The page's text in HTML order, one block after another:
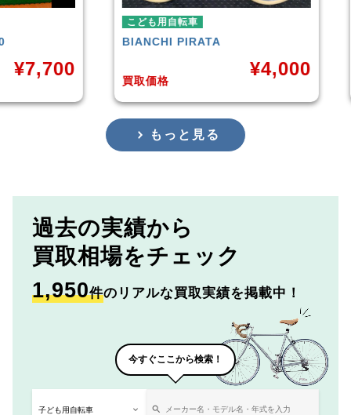
PIRATA
もっと見る
過去の実績から
買取相場をチェック
1,950件のリアルな買取実績を掲載中！
今すぐここから検索！